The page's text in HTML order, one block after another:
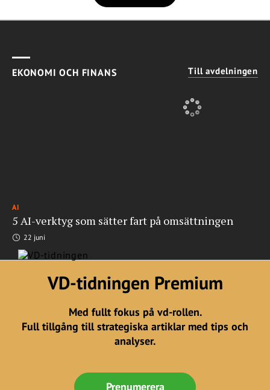
EKONOMI OCH FINANS Till avdelningen
AI
5 AI-verktyg som sätter fart på omsättningen
22 juni
VD-tidningen Premium
Med fullt fokus på vd-rollen.
Full tillgång till strategiska artiklar med tips och
analyser.
Prenumerera